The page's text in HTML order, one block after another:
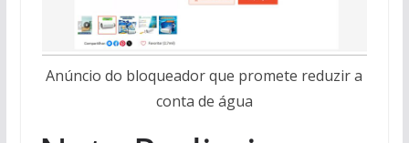
Anúncio do bloqueador que promete reduzir a
conta de água